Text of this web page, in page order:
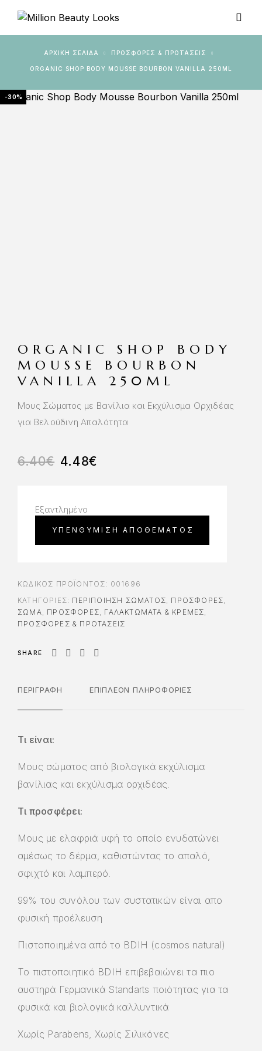
ΑΡΧΙΚΉ ΣΕΛΊΔΑ ΠΡΟΣΦΟΡΕΣ & ΠΡΟΤΑΣΕΙΣ
ORGANIC SHOP BODY MOUSSE BOURBON VANILLA 250ML
-30%
ORGANIC SHOP BODY
MOUSSE BOURBON
VANILLA 250ML
Μους Σώματος με Βανίλια και Εκχύλισμα Ορχιδέας
για Βελούδινη Απαλότητα
6.40€ 4.48€
Εξαντλημένο
ΚΩΔΙΚΌΣ ΠΡΟΪΌΝΤΟΣ: 001696
ΚΑΤΗΓΟΡΊΕΣ: ΠΕΡΙΠΟΊΗΣΗ ΣΏΜΑΤΟΣ, ΠΡΟΣΦΟΡΈΣ,
ΣΩΜΑ, ΠΡΟΣΦΟΡΈΣ, ΓΑΛΑΚΤΏΜΑΤΑ & ΚΡΈΜΕΣ,
ΠΡΟΣΦΟΡΕΣ & ΠΡΟΤΑΣΕΙΣ
SHARE
ΠΕΡΙΓΡΑΦΉ ΕΠΙΠΛΈΟΝ ΠΛΗΡΟΦΟΡΊΕΣ
Τι είναι:
Μους σώματος από βιολογικά εκχύλισμα
βανίλιας και εκχύλισμα ορχιδέας.
Τι προσφέρει:
Μους με ελαφριά υφή το οποίο ενυδατώνει
αμέσως το δέρμα, καθιστώντας το απαλό,
σφιχτό και λαμπερό.
99% του συνόλου των συστατικών είναι απο
φυσική προέλευση
Πιστοποιημένα από το BDIH (cosmos natural)
Το πιστοποιητικό BDIH επιβεβαιώνει τα πιο
αυστηρά Γερμανικά Standarts ποιότητας για τα
φυσικά και βιολογικά καλλυντικά
Χωρίς Parabens, Χωρίς Σιλικόνες